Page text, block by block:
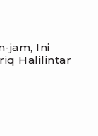
jam, Ini
Halilintar